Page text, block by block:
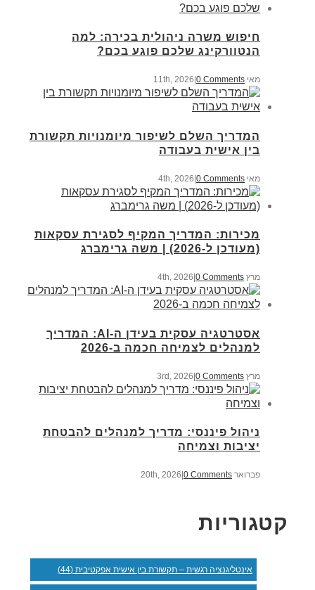
חיפוש משרה ניהולית בכירה: למה
הנטוורקינג שלכם פוגע בכם?
מאי 11th, 2026 0 Comments
המדריך השלם לשיפור מיומנויות תקשורת
בין אישית בעבודה
מאי 4th, 2026 |0 Comments
מכירות: המדריך המקיף לסגירת עסקאות
(מעודכן ל-2026) | משה גרימברג
מרץ 4th, 2026 0 Comments
אסטרטגיה עסקית בעידן ה-AI: המדריך
למנהלים לצמיחה חכמה ב-2026
מרץ 3rd, 2026 0 Comments
ניהול פיננסי: מדריך למנהלים להבטחת
יציבות וצמיחה
פברואר 20th, 2026 0 Comments
קטגוריות
אינטליגנציה רגשית – תקשורת בין אישית אפקטיבית (44)